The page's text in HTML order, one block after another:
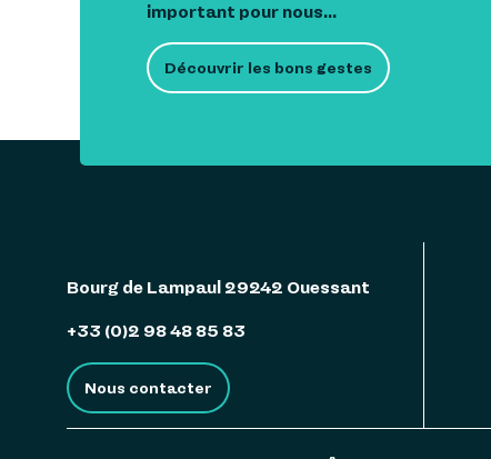
important pour nous...
Découvrir les bons gestes
Bourg de Lampaul 29242 Ouessant
+33 (0)2 98 48 85 83
Nous contacter